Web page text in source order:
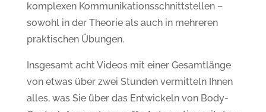
komplexen Kommunikationsschnittstellen –
sowohl in der Theorie als auch in mehreren
praktischen Übungen.
Insgesamt acht Videos mit einer Gesamtlänge
von etwas über zwei Stunden vermitteln Ihnen
alles, was Sie über das Entwickeln von Body-